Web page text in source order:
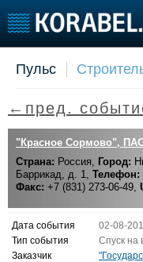
Пульс
Новости
Компании
Репутация
Работа
Журнал
Реклама
Пульс
←пред.
"Красное Сормово",
Страна: Россия, Город:
Баррикад, д. 1, Телефон:
Факс: +7 (831) 273-06-49,
Дата события
02-08-
Тип события
Спуск на
Заказчик